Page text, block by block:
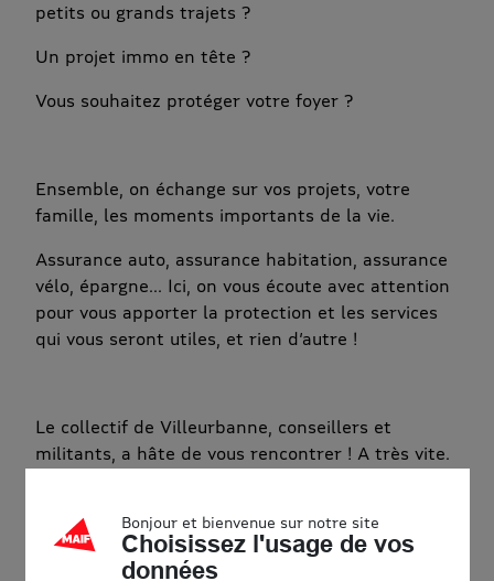
petits ou grands trajets ?
Un projet immo en tête ?
Vous souhaitez protéger votre foyer ?
Ensemble, on échange sur vos projets, votre
famille, les moments importants de la vie.
Assurance auto, assurance habitation, assurance
vélo, épargne... Ici, on vous écoute avec attention
pour vous apporter la protection et les services
qui vous seront utiles, et rien d’autre !
Le collectif de Villeurbanne, conseillers et
militants, a hâte de vous rencontrer ! A très vite.
AccessibilitéBonjour et bienvenue sur notre site
Choisissez l'usage de vos
données